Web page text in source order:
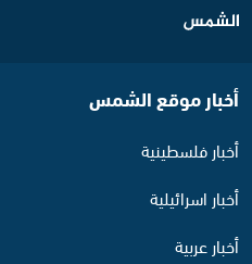
أخبار موقع الشمس
أخبار فلسطينية
أخبار اسرائيلية
أخبار عربية